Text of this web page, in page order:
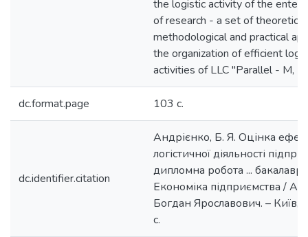
the logistic activity of the
of research - a set of theoretical,
methodological and practical
the organization of efficient
activities of LLC "Parallel - M,
dc.format.page 103 с.
dc.identifier.citation
Андрієнко, Б. Я. Оцінка
логістичної діяльності
дипломна робота ...
Економіка підприємства /
Богдан Ярославович. – Київ,
с.